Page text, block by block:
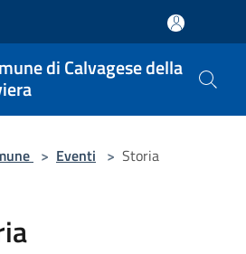
di Calvagese della
> Eventi > Storia